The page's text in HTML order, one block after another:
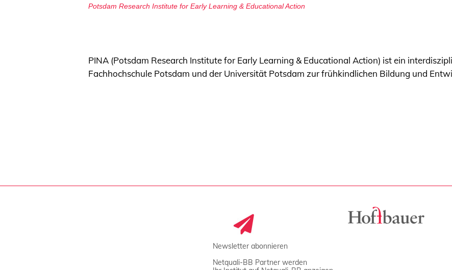
Potsdam Research Institute for Early Learning & Educational Action
PINA (Potsdam Research Institute for Early Learning & Educational Action) ist ein
Fachhochschule Potsdam und der Universität Potsdam zur frühkindlichen Bildung und
Newsletter abonnieren
Netquali-BB Partner werden